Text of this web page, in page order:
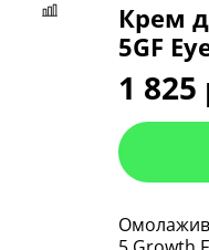
Крем
5GF
1 825